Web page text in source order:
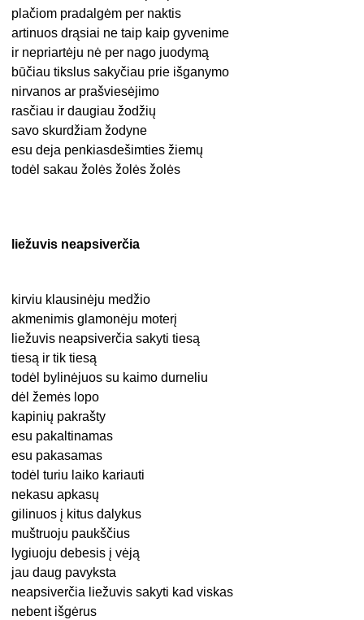
plačiom pradalgėm per naktis
artinuos drąsiai ne taip kaip gyvenime
ir nepriartėju nė per nago juodymą
būčiau tikslus sakyčiau prie išganymo
nirvanos ar prašviesėjimo
rasčiau ir daugiau žodžių
savo skurdžiam žodyne
esu deja penkiasdešimties žiemų
todėl sakau žolės žolės žolės
liežuvis neapsiverčia
kirviu klausinėju medžio
akmenimis glamonėju moterį
liežuvis neapsiverčia sakyti tiesą
tiesą ir tik tiesą
todėl bylinėjuos su kaimo durneliu
dėl žemės lopo
kapinių pakrašty
esu pakaltinamas
esu pakasamas
todėl turiu laiko kariauti
nekasu apkasų
gilinuos į kitus dalykus
muštruoju paukščius
lygiuoju debesis į vėją
jau daug pavyksta
neapsiverčia liežuvis sakyti kad viskas
nebent išgėrus